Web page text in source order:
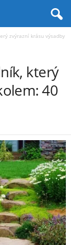
zvýrazní krásu výsadby
který
40